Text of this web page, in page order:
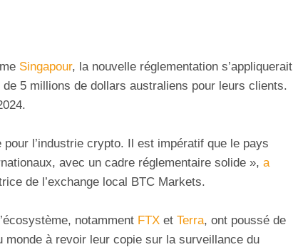
Singapour, la nouvelle réglementation s’appliquerait
de 5 millions de dollars australiens pour leurs clients.
l’industrie crypto. Il est impératif que le pays
avec un cadre réglementaire solide », a
de l’exchange local BTC Markets.
notamment FTX et Terra, ont poussé de
monde à revoir leur copie sur la surveillance du